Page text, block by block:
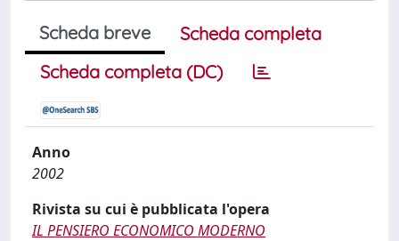
Scheda breve
Scheda completa
Scheda completa (DC)
Anno
2002
Rivista su cui è pubblicata l'opera
IL PENSIERO ECONOMICO MODERNO